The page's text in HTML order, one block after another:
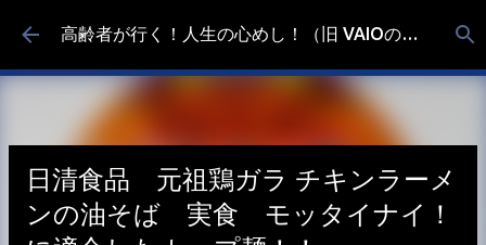
スキップしてメイン コンテンツに移動 高齢者が行く！人生の心めし！（旧 VAIOの食べ歩き）
日清食品 元祖鶏ガラ チキンラーメ
ンの油そば 実食 モッタイナイ！